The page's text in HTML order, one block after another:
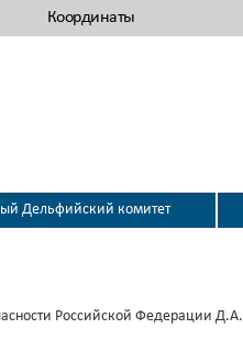
Координаты
Дельфийский комитет
Российской Федерации